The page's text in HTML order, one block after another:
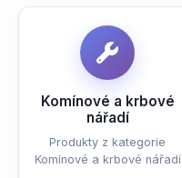
Komínové a krbové
nářadí
Produkty z kategorie
Komínové a krbové nářadí